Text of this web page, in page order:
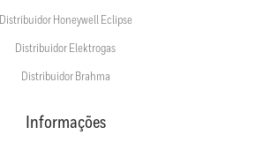
Distribuidor Honeywell Eclipse
Distribuidor Elektrogas
Distribuidor Brahma
Informações